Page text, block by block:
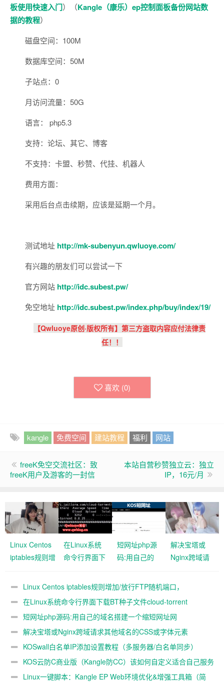
板使用快速入门）（Kangle（康乐）ep控制面板备份网站数
据的教程）
磁盘空间：100M
数据库空间：50M
子站点：0
月访问流量：50G
语言： php5.3
支持：论坛、其它、博客
不支持：卡盟、秒赞、代挂、机器人
费用方面：
采用后台点击续期，应该是延期一个月。
测试地址 http://mk-subenyun.qwluoye.com/
有兴趣的朋友们可以尝试一下
官方网站 http://idc.subest.pw/
免空地址 http://idc.subest.pw/index.php/buy/index/19/
【Qwluoye原创·版权所有】第三方盗取内容应付法律责
任！！
喜欢 (0)
kangle 免费空间 建站教程 福利 网站
freeK免空交流社区：致
freeK用户及游客的一封信
本站自营秒赞独立云：独立
IP，16元/月
Linux Centos
iptables规则增
端口，
在Linux系统
命令行界面下
件cloud-
短网址php源
码:用自己的
缩短网址网
解决宝塔或
Nginx跨域请
CSS或字体元
Linux Centos iptables规则增加/放行FTP随机端口，
ip_conntrack_ftp模块
在Linux系统命令行界面下载BT种子文件cloud-torrent
短网址php源码:用自己的域名搭建一个缩短网址网
站,YOURLS
解决宝塔或Nginx跨域请求其他域名的CSS或字体元素
KOSwall白名单IP添加设置教程（多服务器/白名单同步）
KOS云防C商业版（Kangle防CC）该如何自定义适合自己服务
器的最佳阈值
Linux一键脚本：Kangle EP Web环境优化&增强工具箱（简